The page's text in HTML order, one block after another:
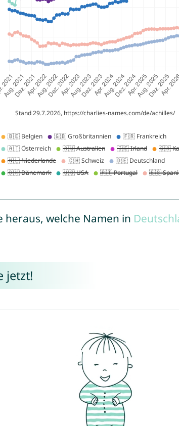
heraus, welche Namen in
jetzt!